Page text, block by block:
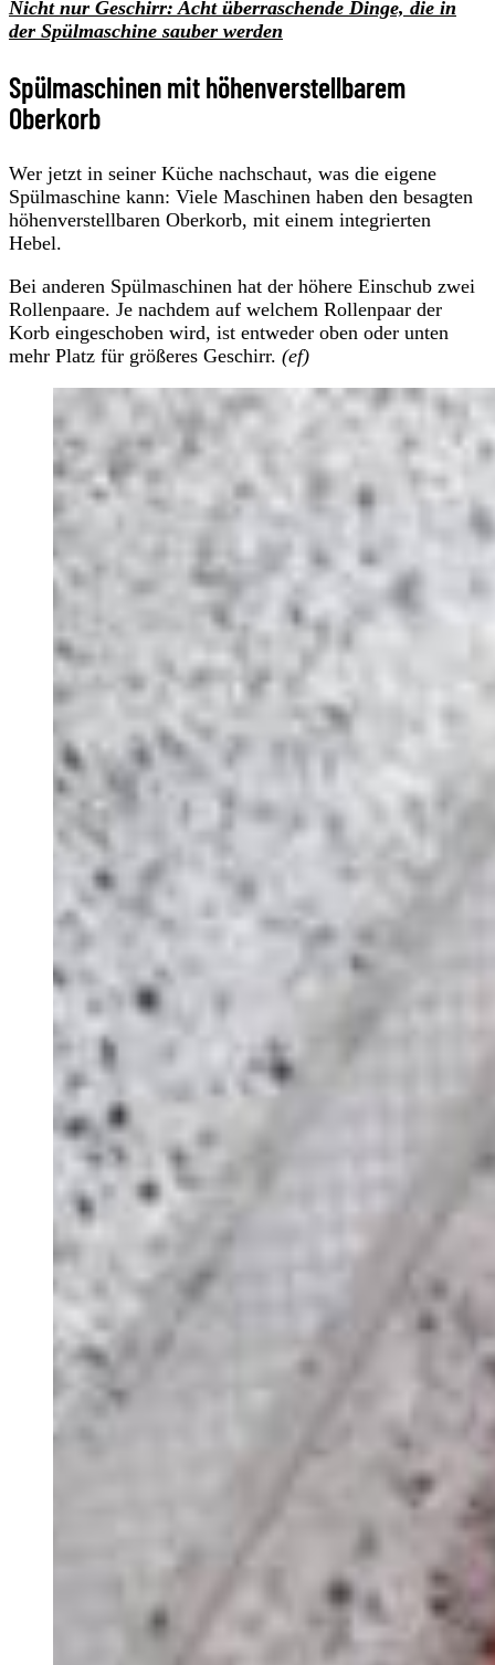
Nicht nur Geschirr: Acht überraschende Dinge, die in
der Spülmaschine sauber werden
Spülmaschinen mit höhenverstellbarem
Oberkorb
Wer jetzt in seiner Küche nachschaut, was die eigene
Spülmaschine kann: Viele Maschinen haben den besagten
höhenverstellbaren Oberkorb, mit einem integrierten
Hebel.
Bei anderen Spülmaschinen hat der höhere Einschub zwei
Rollenpaare. Je nachdem auf welchem Rollenpaar der
Korb eingeschoben wird, ist entweder oben oder unten
mehr Platz für größeres Geschirr. (ef)